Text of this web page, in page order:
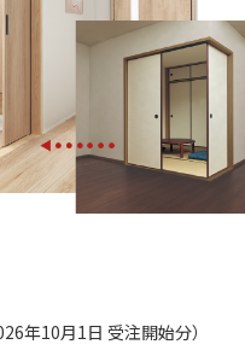
年10月1日 受注開始分）